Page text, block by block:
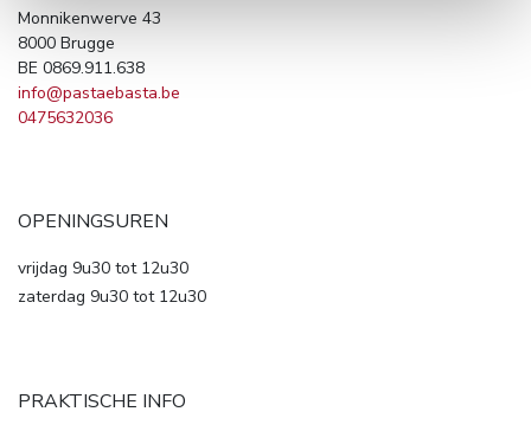
Monnikenwerve 43
8000 Brugge
BE 0869.911.638
info@pastaebasta.be
0475632036
OPENINGSUREN
vrijdag 9u30 tot 12u30
zaterdag 9u30 tot 12u30
PRAKTISCHE INFO